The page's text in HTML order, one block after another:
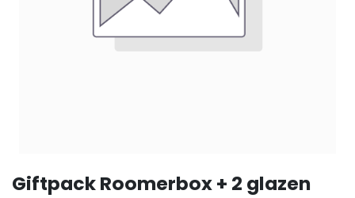
Giftpack Roomerbox + 2 glazen